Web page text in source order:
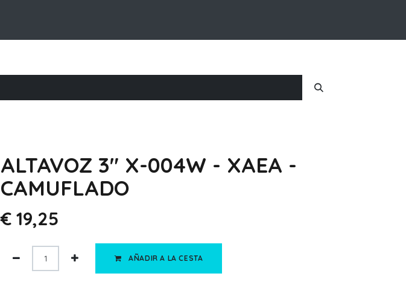
ALTAVOZ 3" X-004W - XAEA -
CAMUFLADO
€ 19,25
AÑADIR A LA CESTA